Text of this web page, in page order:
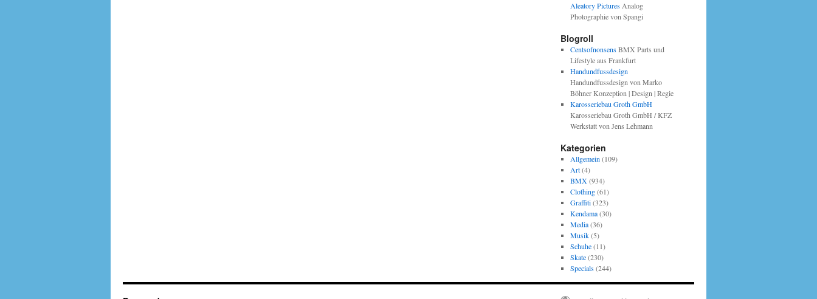
Aleatory PicturesAnalog
Photographie von Spangi
Blogroll
CentsofnonsensBMX Parts und
Lifestyle aus Frankfurt
Handundfussdesign
Handundfussdesign von Marko
Böhner Konzeption | Design | Regie
Karosseriebau Groth GmbH
Karosseriebau Groth GmbH / KFZ
Werkstatt von Jens Lehmann
Kategorien
Allgemein (109)
Art(4)
BMX(934)
Clothing(61)
Graffiti(323)
Kendama(30)
Media(36)
Musik(5)
Schuhe(11)
Skate(230)
Specials(244)